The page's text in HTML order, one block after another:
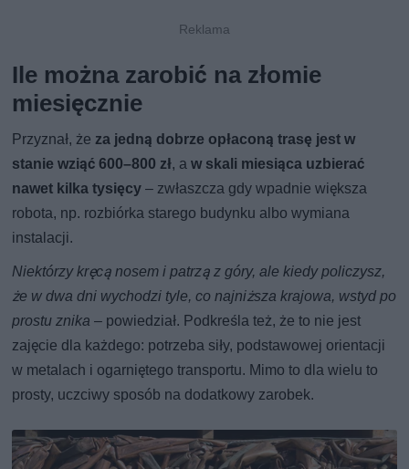
Ile można zarobić na złomie
miesięcznie
Przyznał, że za jedną dobrze opłaconą trasę jest w
stanie wziąć 600–800 zł, aw skali miesiąca uzbierać
nawet kilka tysięcy – zwłaszcza gdy wpadnie większa
robota, np. rozbiórka starego budynku albo wymiana
instalacji.
Niektórzy kręcą nosem i patrzą z góry, ale kiedy policzysz,
że w dwa dni wychodzi tyle, co najniższa krajowa, wstyd po
prostu znika – powiedział. Podkreśla też, że to nie jest
zajęcie dla każdego: potrzeba siły, podstawowej orientacji
w metalach i ogarniętego transportu. Mimo to dla wielu to
prosty, uczciwy sposób na dodatkowy zarobek.